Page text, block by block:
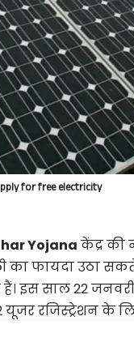
for free electricity
Yojana केंद्र की
का फायदा उठा
इस साल 22
यूजर रजिस्ट्रेशन के